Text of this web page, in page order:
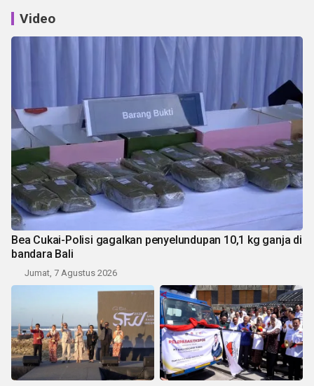
Video
Bea Cukai-Polisi gagalkan penyelundupan 10,1 kg ganja di
bandara Bali
Jumat, 7 Agustus 2026